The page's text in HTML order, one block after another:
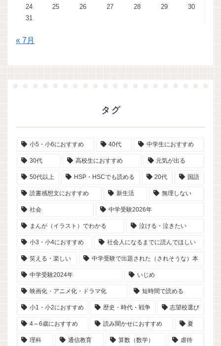
24
25 26 27 28 29
30
31
« 7月
タグ
小5・小6におすすめ 40代 中学生におすすめ
30代 高校生におすすめ 元気が出る
50代以上 HSP・HSCでも読める 20代 国語
読書感想文におすすめ 新生活 無理しない
社会 中学受験2026年
まんが（イラスト）でわかる 泣ける・泣きたい
小3・小4におすすめ 社会人になるまでに読んでほしい
笑える・楽しい 中学受験で出題された（されそうな）本
中学受験2024年 いじめ
映画化・アニメ化・ドラマ化 短時間で読める
小1・小2におすすめ 歴史・時代・戦争 志望校選び
4～6歳におすすめ 読み聞かせにおすすめ 夏
理科 通信教育 算数（数学） 虐待